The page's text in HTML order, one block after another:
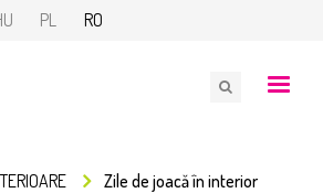
PL RO
Zile de joacă în interior